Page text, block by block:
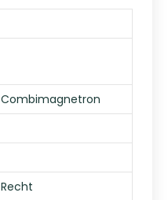
Combimagnetron
Recht